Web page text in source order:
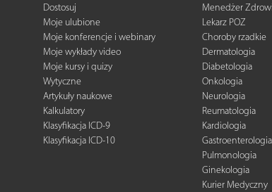
Dostosuj
Moje ulubione
Moje konferencje i webinary
Moje wykłady video
Moje kursy i quizy
Wytyczne
Artykuły naukowe
Kalkulatory
Klasyfikacja ICD-9
Klasyfikacja ICD-10
Menedżer
Lekarz POZ
Choroby rzadkie
Dermatologia
Diabetologia
Onkologia
Neurologia
Reumatologia
Kardiologia
Gastroenterologia
Pulmonologia
Ginekologia
Kurier Medyczny